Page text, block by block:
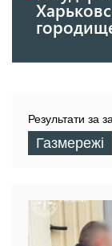
Результати за
Газмережі